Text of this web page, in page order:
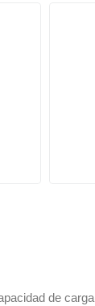
de carga